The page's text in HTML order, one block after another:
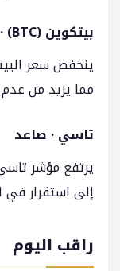
بيتكوين (BTC) · هابط
مما يزيد من
تاسي · صاعد
إلى استقرار
راقب اليوم